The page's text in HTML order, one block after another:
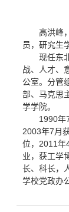
高洪峰
员，研究生
现任东
战、人才、
公室。分管
部、马克思
学学院。
1990年
2003年7月
位，2011年
业，获工学
长、科长，
学校党政办